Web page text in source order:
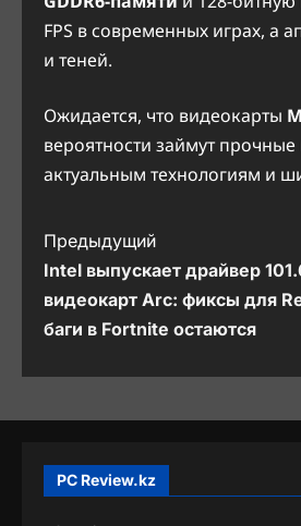
FPS в современных играх, а
и теней.
Ожидается, что видеокарты
вероятности займут
актуальным технологиям и
Н
а
в
ц
и
Предыдущий
Intel выпускает драйвер
видеокарт Arc: фиксы для
баги в Fortnite остаются
PC Review.kz